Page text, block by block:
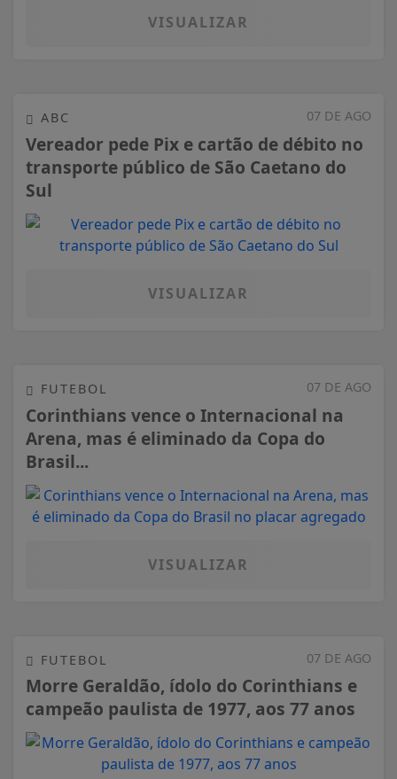
VISUALIZAR
07 DE AGO
ABC
Vereador pede Pix e cartão de débito no
transporte público de São Caetano do
Sul
VISUALIZAR
07 DE AGO
FUTEBOL
Corinthians vence o Internacional na
Arena, mas é eliminado da Copa do
Brasil...
VISUALIZAR
07 DE AGO
FUTEBOL
Morre Geraldão, ídolo do Corinthians e
campeão paulista de 1977, aos 77 anos